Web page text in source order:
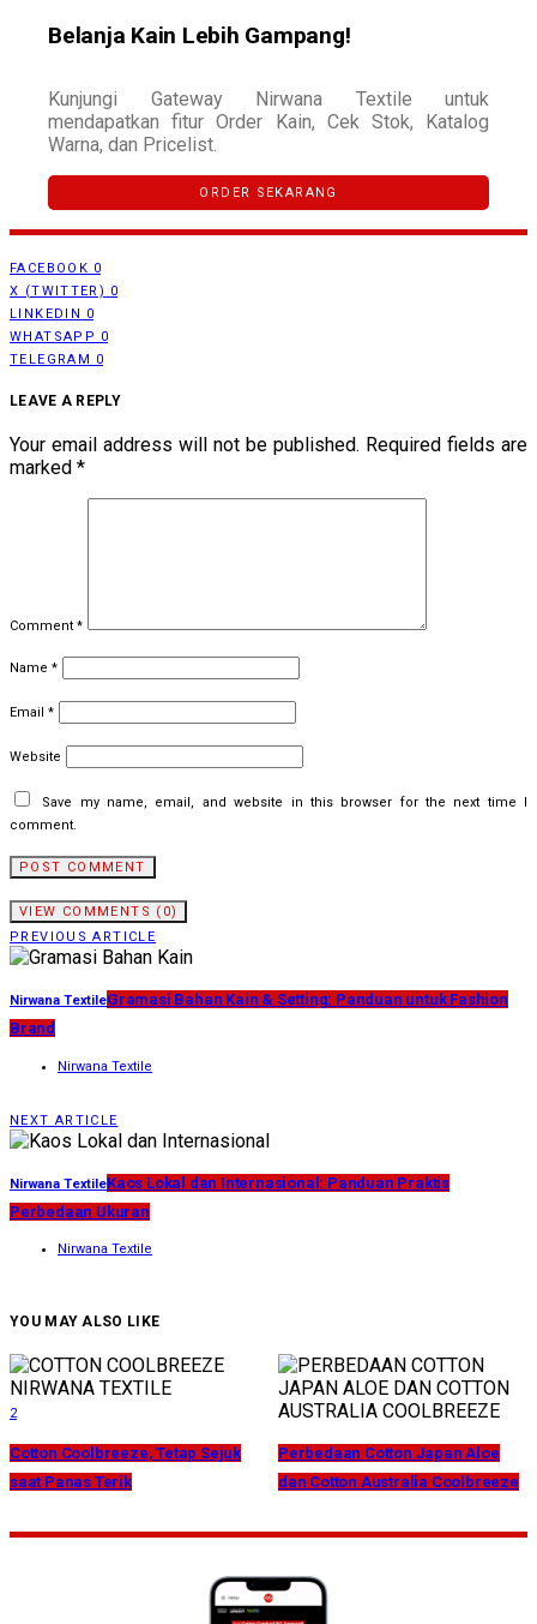
Belanja Kain Lebih Gampang!
Kunjungi Gateway Nirwana Textile untuk
mendapatkan fitur Order Kain, Cek Stok, Katalog
Warna, dan Pricelist.
ORDER SEKARANG
FACEBOOK 0
X (TWITTER) 0
LINKEDIN 0
WHATSAPP 0
TELEGRAM 0
LEAVE A REPLY
Your email address will not be published. Required fields are
marked *
Comment *
Name *
Email *
Website
Save my name, email, and website in this browser for the next time I
comment.
VIEW COMMENTS (0)
PREVIOUS ARTICLE
Nirwana TextileGramasi Bahan Kain & Setting: Panduan untuk Fashion
Brand
Nirwana Textile
NEXT ARTICLE
Nirwana TextileKaos Lokal dan Internasional: Panduan Praktis
Perbedaan Ukuran
Nirwana Textile
YOU MAY ALSO LIKE
2
Cotton Coolbreeze, Tetap Sejuk
saat Panas Terik
Perbedaan Cotton Japan Aloe
dan Cotton Australia Coolbreeze